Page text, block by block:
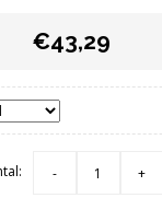
€43,29
- +